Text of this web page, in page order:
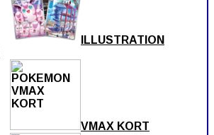
ILLUSTRATION
VMAX KORT